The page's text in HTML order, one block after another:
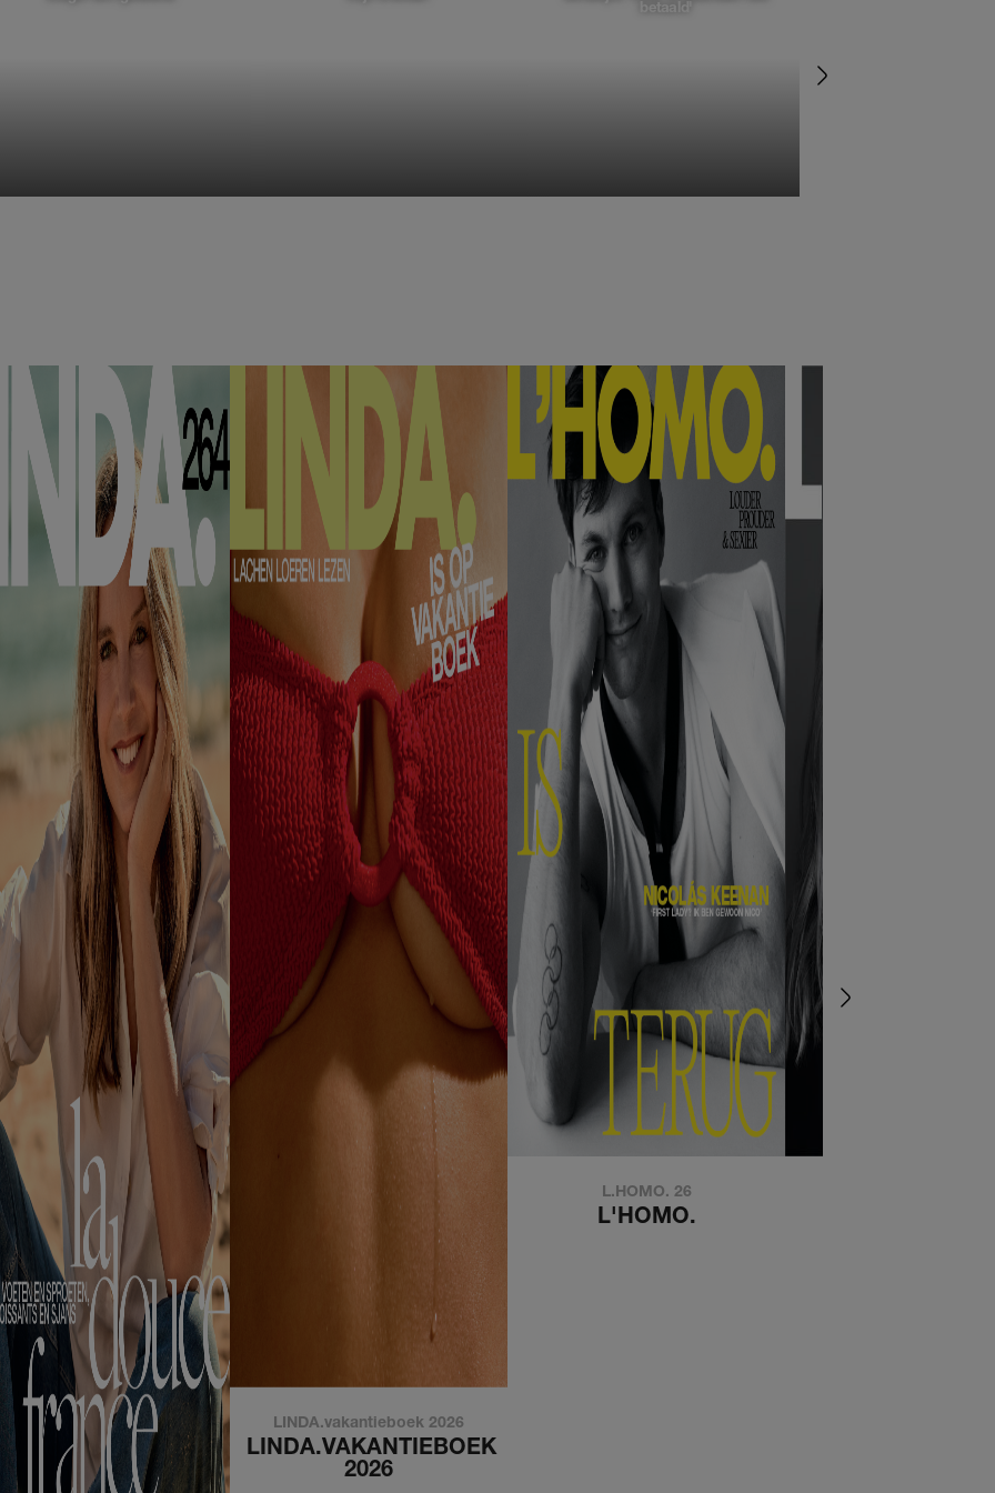
betaald'
LINDA.vakantieboek 2026
LINDA.VAKANTIEBOEK
2026
L.HOMO. 26
L'HOMO.